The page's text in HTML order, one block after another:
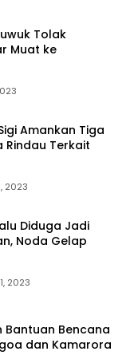
Tolak
Muat ke
Amankan Tiga
Rindau Terkait
2023
Diduga Jadi
Noda Gelap
2023
Bantuan Bencana
dan Kamarora